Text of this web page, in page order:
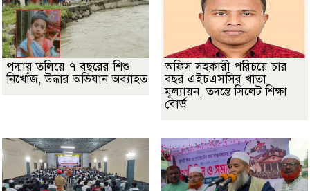
পদ্মায় তলিয়ে ৭ বছরের শিশু
নিখোঁজ, উদ্ধার অভিযান অব্যাহত
অফিস সহকারী পরিচয়ে চার
বছর এইচএসসির খাতা
মূল্যায়ন, তদন্তে সিলেট শিক্ষা
বোর্ড